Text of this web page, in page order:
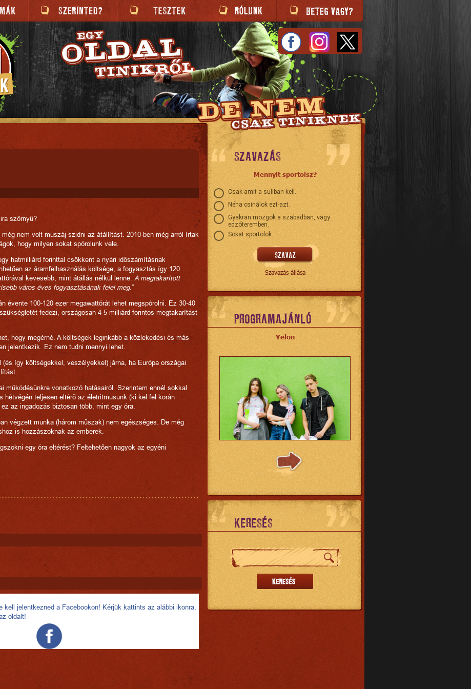
szörnyű?
még nem volt muszáj szidni az átállítást. 2010-ben még arról írtak
hogy milyen sokat spórolunk vele.
hatmilliárd forinttal csökkent a nyári időszámításnak
az áramfelhasználás költsége, a fogyasztás így 120
kevesebb, mint átállás nélkül lenne. A megtakarított
város éves fogyasztásának felel meg.”
évente 100-120 ezer megawattórát lehet megspórolni. Ez 30-40
fedezi, országosan 4-5 milliárd forintos megtakarítást
hogy megérné. A költségek leginkább a közlekedési és más
jelentkezik. Ez nem tudni mennyi lehet.
így költségekkel, veszélyekkel) járna, ha Európa országai
működésünkre vonatkozó hatásairól. Szerintem ennél sokkal
hétvégén teljesen eltérő az életritmusunk (ki kel fel korán
az ingadozás biztosan több, mint egy óra.
végzett munka (három műszak) nem egészséges. De még
is hozzászoknak az emberek.
egy óra eltérést? Feltehetően nagyok az egyéni
kell jelentkezned a Facebookon! Kérjük kattints az alábbi ikonra,
oldalt!
SZAVAZÁS
Mennyit sportolsz?
Csak amit a suliban kell.
Néha csinálok ezt-azt.
Gyakran mozgok a szabadban, vagy
edzőteremben.
Sokat sportolok.
Szavazás állása
PROGRAMAJÁNLÓ
Yelon
KERESÉS